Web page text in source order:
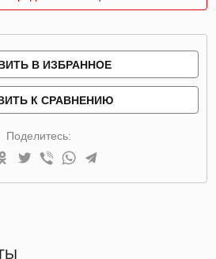
В ИЗБРАННОЕ
К СРАВНЕНИЮ
Поделитесь: